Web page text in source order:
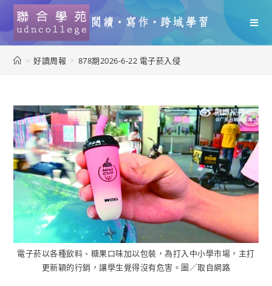
> 好讀周報 > 878期2026-6-22 電子菸入侵
電子菸以各種飲料、糖果口味加以包裝，為打入中小學市場，主打
更新穎的行銷，讓學生覺得沒有危害。圖／取自網路